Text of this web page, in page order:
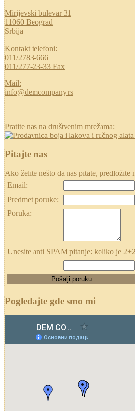
Mirijevski bulevar 31
11060 Beograd
Srbija
Kontakt telefoni:
011/2783-666
011/277-23-33 Fax
Mail:
info@demcompany.rs
Pratite nas na društvenim mrežama:
Pitajte nas
Ako želite nešto da nas pitate,
Email:
Predmet poruke:
Poruka:
Unesite anti SPAM pitanje: koliko je 2+2
Pogledajte gde smo mi